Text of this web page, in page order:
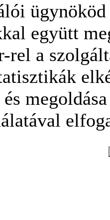
együtt
rel a
és